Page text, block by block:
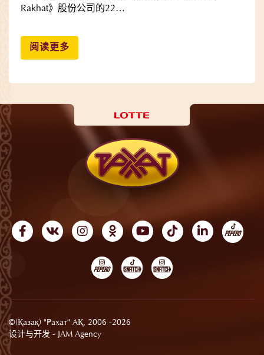
Rakhat》股份公司的22…
阅读更多
©(Қазақ) "Рахат" АҚ, 2006 -2026
设计与开发 - JAM Agency